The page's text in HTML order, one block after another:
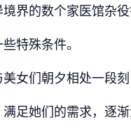
界的数个家医馆杂役
特殊条件。
女们朝夕相处一段刻
足她们的需求，逐渐